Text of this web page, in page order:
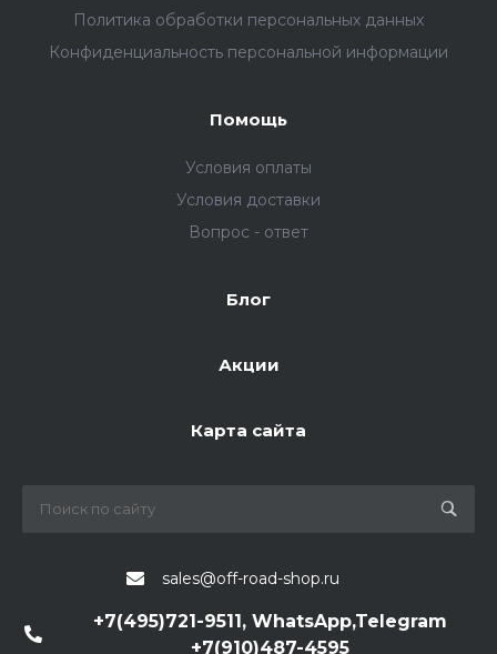
Политика обработки персональных данных
Конфиденциальность персональной информации
Помощь
Условия оплаты
Условия доставки
Вопрос - ответ
Блог
Акции
Карта сайта
sales@off-road-shop.ru
+7(495)721-9511, WhatsApp,Telegram
+7(910)487-4595